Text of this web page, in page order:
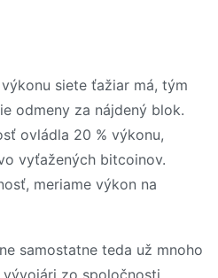
siete ťažiar má, tým
odmeny za nájdený blok.
ovládla 20 % výkonu,
vyťažených bitcoinov.
meriame výkon na
samostatne teda už mnoho
zo spoločnosti